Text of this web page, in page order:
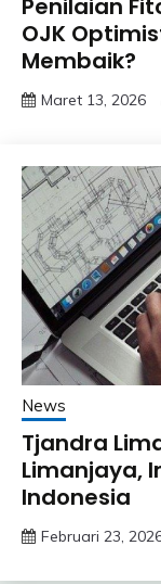
Penilaian
OJK
Membaik?
Maret 13, 2026
News
Tjandra
Limanjaya,
Indonesia
Februari 23,